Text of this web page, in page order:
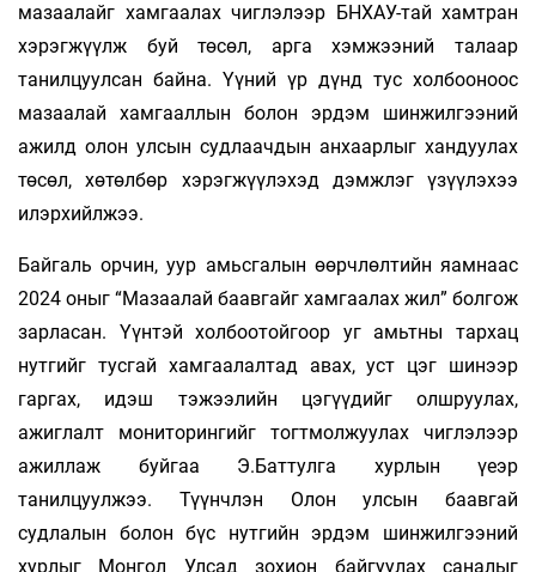
мазаалайг хамгаалах чиглэлээр БНХАУ-тай хамтран
хэрэгжүүлж буй төсөл, арга хэмжээний талаар
танилцуулсан байна. Үүний үр дүнд тус холбооноос
мазаалай хамгааллын болон эрдэм шинжилгээний
ажилд олон улсын судлаачдын анхаарлыг хандуулах
төсөл, хөтөлбөр хэрэгжүүлэхэд дэмжлэг үзүүлэхээ
илэрхийлжээ.
Байгаль орчин, уур амьсгалын өөрчлөлтийн яамнаас
2024 оныг “Мазаалай баавгайг хамгаалах жил” болгож
зарласан. Үүнтэй холбоотойгоор уг амьтны тархац
нутгийг тусгай хамгаалалтад авах, уст цэг шинээр
гаргах, идэш тэжээлийн цэгүүдийг олшруулах,
ажиглалт мониторингийг тогтмолжуулах чиглэлээр
ажиллаж буйгаа Э.Баттулга хурлын үеэр
танилцуулжээ. Түүнчлэн Олон улсын баавгай
судлалын болон бүс нутгийн эрдэм шинжилгээний
хурлыг Монгол Улсад зохион байгуулах саналыг